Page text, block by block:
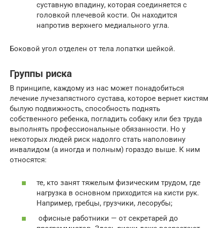
суставную впадину, которая соединяется с
головкой плечевой кости. Он находится
напротив верхнего медиального угла.
Боковой угол отделен от тела лопатки шейкой.
Группы риска
В принципе, каждому из нас может понадобиться
лечение лучезапястного сустава, которое вернет кистям
былую подвижность, способность поднять
собственного ребенка, погладить собаку или без труда
выполнять профессиональные обязанности. Но у
некоторых людей риск надолго стать наполовину
инвалидом (а иногда и полным) гораздо выше. К ним
относятся:
те, кто занят тяжелым физическим трудом, где
нагрузка в основном приходится на кисти рук.
Например, гребцы, грузчики, лесорубы;
офисные работники — от секретарей до